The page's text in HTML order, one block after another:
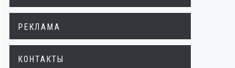
РЕКЛАМА
КОНТАКТЫ